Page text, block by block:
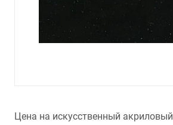
Цена на искусственный